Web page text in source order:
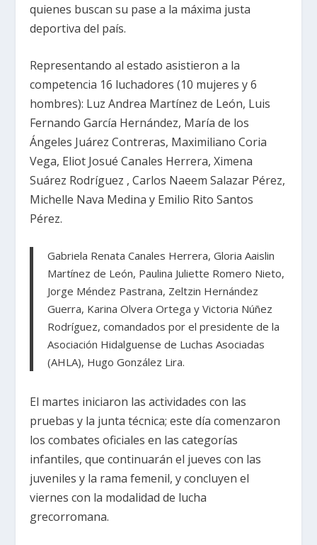
quienes buscan su pase a la máxima justa
deportiva del país.
Representando al estado asistieron a la
competencia 16 luchadores (10 mujeres y 6
hombres): Luz Andrea Martínez de León, Luis
Fernando García Hernández, María de los
Ángeles Juárez Contreras, Maximiliano Coria
Vega, Eliot Josué Canales Herrera, Ximena
Suárez Rodríguez , Carlos Naeem Salazar Pérez,
Michelle Nava Medina y Emilio Rito Santos
Pérez.
Gabriela Renata Canales Herrera, Gloria Aaislin
Martínez de León, Paulina Juliette Romero Nieto,
Jorge Méndez Pastrana, Zeltzin Hernández
Guerra, Karina Olvera Ortega y Victoria Núñez
Rodríguez, comandados por el presidente de la
Asociación Hidalguense de Luchas Asociadas
(AHLA), Hugo González Lira.
El martes iniciaron las actividades con las
pruebas y la junta técnica; este día comenzaron
los combates oficiales en las categorías
infantiles, que continuarán el jueves con las
juveniles y la rama femenil, y concluyen el
viernes con la modalidad de lucha
grecorromana.